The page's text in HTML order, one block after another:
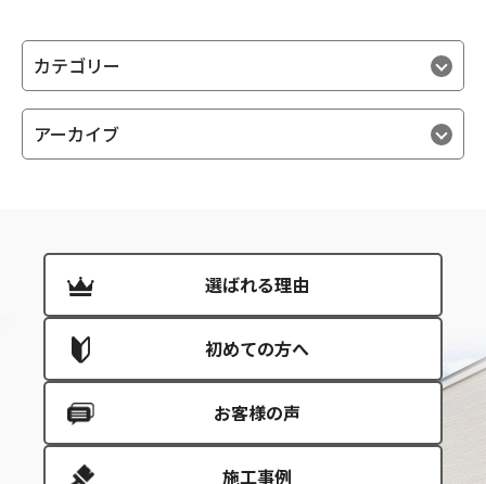
カテゴリー
アーカイブ
選ばれる理由
初めての方へ
お客様の声
施工事例